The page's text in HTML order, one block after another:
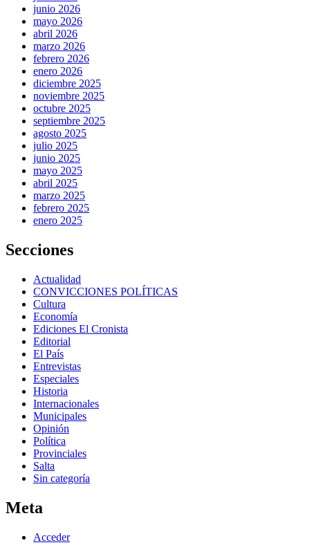
junio 2026
mayo 2026
abril 2026
marzo 2026
febrero 2026
enero 2026
diciembre 2025
noviembre 2025
octubre 2025
septiembre 2025
agosto 2025
julio 2025
junio 2025
mayo 2025
abril 2025
marzo 2025
febrero 2025
enero 2025
Secciones
Actualidad
CONVICCIONES POLÍTICAS
Cultura
Economía
Ediciones El Cronista
Editorial
El País
Entrevistas
Especiales
Historia
Internacionales
Municipales
Opinión
Política
Provinciales
Salta
Sin categoría
Meta
Acceder